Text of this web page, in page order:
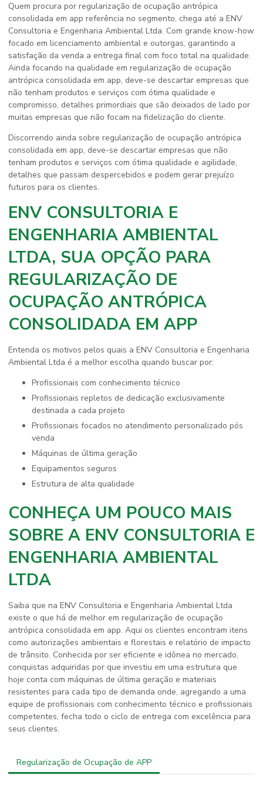
Quem procura por regularização de ocupação antrópica
consolidada em app referência no segmento, chega até a ENV
Consultoria e Engenharia Ambiental Ltda. Com grande know-how
focado em licenciamento ambiental e outorgas, garantindo a
satisfação da venda a entrega final com foco total na qualidade.
Ainda focando na qualidade em regularização de ocupação
antrópica consolidada em app, deve-se descartar empresas que
não tenham produtos e serviços com ótima qualidade e
compromisso, detalhes primordiais que são deixados de lado por
muitas empresas que não focam na fidelização do cliente.
Discorrendo ainda sobre regularização de ocupação antrópica
consolidada em app, deve-se descartar empresas que não
tenham produtos e serviços com ótima qualidade e agilidade,
detalhes que passam despercebidos e podem gerar prejuízo
futuros para os clientes.
ENV CONSULTORIA E
ENGENHARIA AMBIENTAL
LTDA, SUA OPÇÃO PARA
REGULARIZAÇÃO DE
OCUPAÇÃO ANTRÓPICA
CONSOLIDADA EM APP
Entenda os motivos pelos quais a ENV Consultoria e Engenharia
Ambiental Ltda é a melhor escolha quando buscar por:
profissionais com conhecimento técnico
profissionais repletos de dedicação exclusivamente
destinada a cada projeto
profissionais focados no atendimento personalizado pós
venda
máquinas de última geração
equipamentos seguros
estrutura de alta qualidade
CONHEÇA UM POUCO MAIS
SOBRE A ENV CONSULTORIA E
ENGENHARIA AMBIENTAL
LTDA
Saiba que na ENV Consultoria e Engenharia Ambiental Ltda
existe o que há de melhor em regularização de ocupação
antrópica consolidada em app. Aqui os clientes encontram itens
como autorizações ambientais e florestais e relatório de impacto
de trânsito. Conhecida por ser eficiente e idônea no mercado,
conquistas adquiridas por que investiu em uma estrutura que
hoje conta com máquinas de última geração e materiais
resistentes para cada tipo de demanda onde, agregando a uma
equipe de profissionais com conhecimento técnico e profissionais
competentes, fecha todo o ciclo de entrega com excelência para
seus clientes.
Regularização de Ocupação de APP